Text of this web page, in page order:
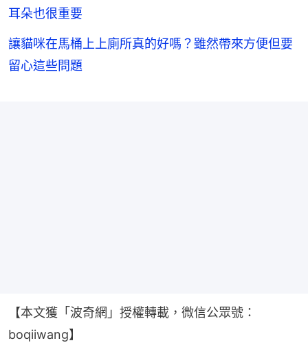
耳朵也很重要
讓貓咪在馬桶上上廁所真的好嗎？雖然帶來方便但要
留心這些問題
【本文獲「波奇網」授權轉載，微信公眾號：
boqiiwang】